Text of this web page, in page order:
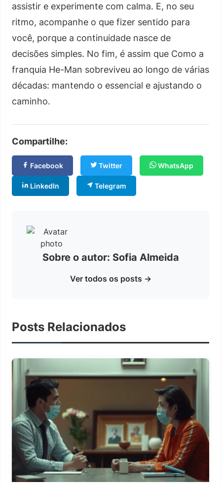
assistir e experimente com calma. E, no seu
ritmo, acompanhe o que fizer sentido para
você, porque a continuidade nasce de
decisões simples. No fim, é assim que Como a
franquia He-Man sobreviveu ao longo de várias
décadas: mantendo o essencial e ajustando o
caminho.
Compartilhe:
Facebook Twitter WhatsApp
LinkedIn Telegram
Sobre o autor: Sofia Almeida
Ver todos os posts →
Posts Relacionados